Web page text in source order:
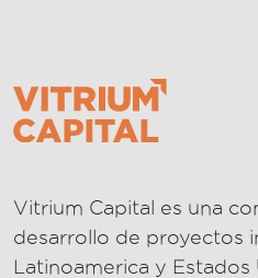
Vitrium Capital es una
desarrollo de proyectos
Latinoamerica y Estados